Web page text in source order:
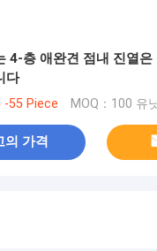
4-층 애완견 점내 진열은
다
-55 Piece MOQ：100 유
의 가격